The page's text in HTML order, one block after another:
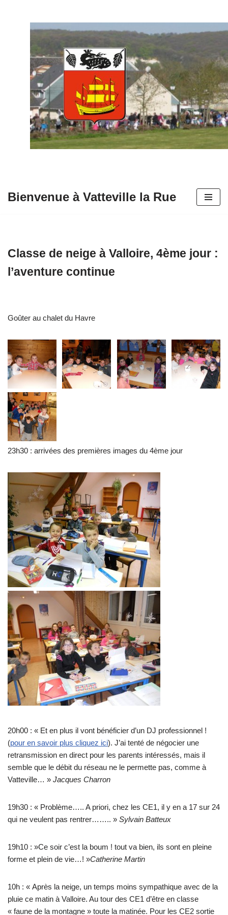
contenu
Bienvenue à Vatteville la Rue
Classe de neige à Valloire, 4ème jour :
l’aventure continue
Goûter au chalet du Havre
23h30 : arrivées des premières images du 4ème jour
20h00 : « Et en plus il vont bénéficier d’un DJ professionnel !
(pour en savoir plus cliquez ici). J’ai tenté de négocier une
retransmission en direct pour les parents intéressés, mais il
semble que le débit du réseau ne le permette pas, comme à
Vatteville… » Jacques Charron
19h30 : « Problème….. A priori, chez les CE1, il y en a 17 sur 24
qui ne veulent pas rentrer…….. » Sylvain Batteux
19h10 : »Ce soir c’est la boum ! tout va bien, ils sont en pleine
forme et plein de vie…! »Catherine Martin
10h : « Après la neige, un temps moins sympathique avec de la
pluie ce matin à Valloire. Au tour des CE1 d’être en classe
« faune de la montagne » toute la matinée. Pour les CE2 sortie